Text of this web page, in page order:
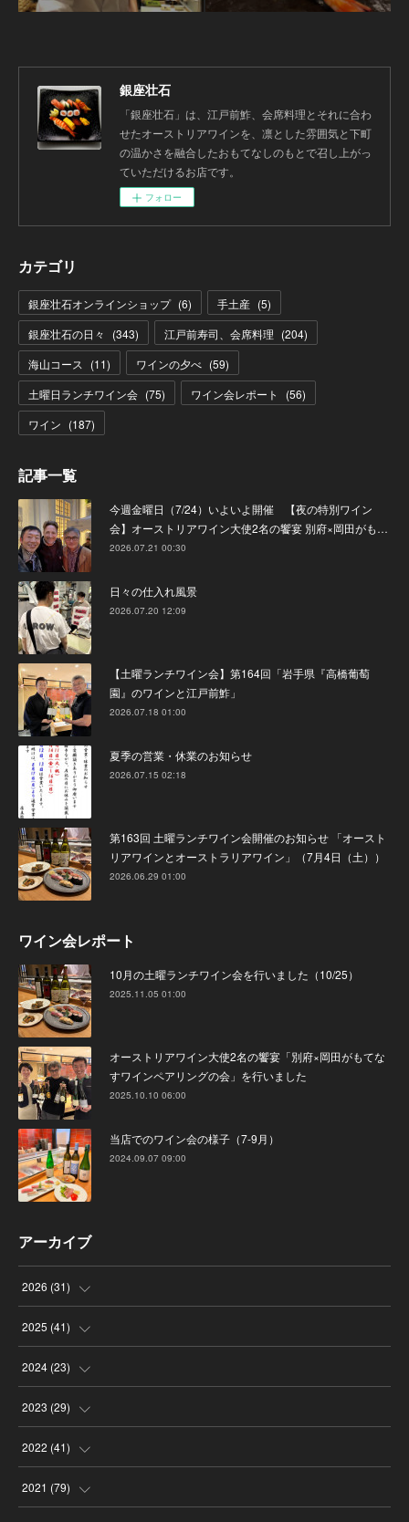
銀座壮石
「銀座壮石」は、江戸前鮓、会席料理とそれに合わ
せたオーストリアワインを、凛とした雰囲気と下町
の温かさを融合したおもてなしのもとで召し上がっ
ていただけるお店です。
フォロー
カテゴリ
銀座壮石オンラインショップ (6) 手土産 (5)
銀座壮石の日々
(343) 江戸前寿司、会席料理 (204)
海山コース
(11) ワインの夕べ (59)
土曜日ランチワイン会 (75) ワイン会レポート (56)
ワイン (187)
記事一覧
今週金曜日（7/24）いよいよ開催 【夜の特別ワイン
会】オーストリアワイン大使2名の饗宴 別府×岡田がも…
2026.07.21 00:30
日々の仕入れ風景
2026.07.20 12:09
【土曜ランチワイン会】第164回「岩手県『高橋葡萄
園』のワインと江戸前鮓」
2026.07.18 01:00
夏季の営業・休業のお知らせ
2026.07.15 02:18
第163回 土曜ランチワイン会開催のお知らせ 「オースト
リアワインとオーストラリアワイン」（7月4日（土））
2026.06.29 01:00
ワイン会レポート
10月の土曜ランチワイン会を行いました（10/25）
2025.11.05 01:00
オーストリアワイン大使2名の饗宴「別府×岡田がもてな
すワインペアリングの会」を行いました
2025.10.10 06:00
当店でのワイン会の様子（7-9月）
2024.09.07 09:00
アーカイブ
2026 (31)
(4
(8
(4
(2
2025 (41)
(4
(9
(6
(1
2024 (23)
(3
(2
(1
2023 (29)
(3
(3
2022 (41)
(6
2021 (79)